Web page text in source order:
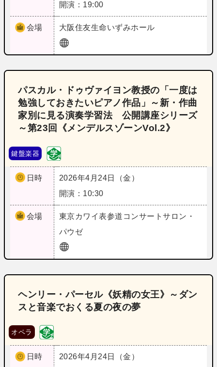
開演：19:00
会場 大阪住友生命いずみホール
パスカル・ドゥヴァイヨン教授の「一度は
勉強しておきたいピアノ作品」～新・作曲
家別に見る演奏学習法 公開講座シリーズ
～第23回《メンデルスゾーンVol.2》
鍵盤楽器
日時
2026年4月24日（金）
開演：10:30
会場 東京カワイ表参道コンサートサロン・
パウゼ
ヘンリー・パーセル《妖精の女王》～ダン
スと音楽でおくる夏の夜の夢
オペラ
日時
2026年4月24日（金）